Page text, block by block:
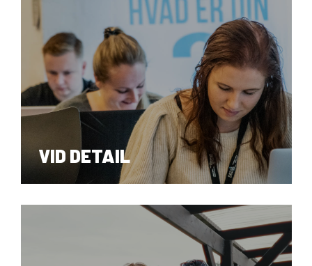
HF, AVU, FVU, OBU
VID DETAIL